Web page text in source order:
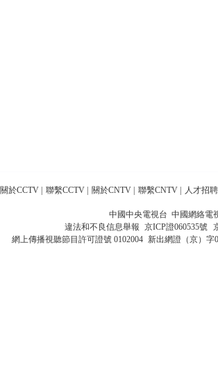
關於CCTV 聯繫CCTV 關於CNTV 聯繫CNTV 人才招聘
中國中央電視台 中國網絡電
違法和不良信息舉報 京ICP證060535號
網上傳播視聽節目許可證號 0102004 新出網證（京）